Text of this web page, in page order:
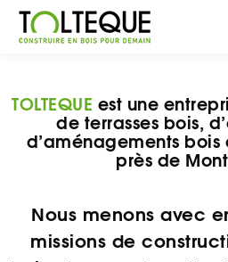
TOLTEQUE est une
de terrasses bois,
d’aménagements
près de
Nous menons avec
missions de